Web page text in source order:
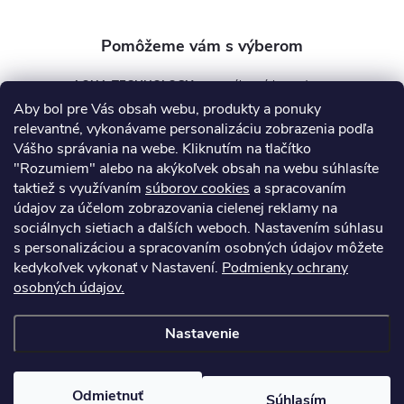
Aby bol pre Vás obsah webu, produkty a ponuky
relevantné, vykonávame personalizáciu zobrazenia podľa
Vášho správania na webe. Kliknutím na tlačítko
"Rozumiem" alebo na akýkoľvek obsah na webu súhlasíte
taktiež s využívaním súborov cookies a spracovaním
údajov za účelom zobrazovania cielenej reklamy na
sociálnych sietiach a ďalších weboch. Nastavením súhlasu
s personalizáciou a spracovaním osobných údajov môžete
kedykoľvek vykonať v Nastavení. Podmienky ochrany
osobných údajov.
Nastavenie
Odmietnuť
AQUA TECHNOLOGY s.r.o.
info @aquatechnology.sk
+421 911 991 394
Informácie pre vás
Kontakty Obchodné podmienky
nastavenie cookies